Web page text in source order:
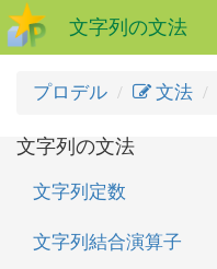
文字列の文法
プロデル 文法
文字列の文法
文字列定数
文字列結合演算子